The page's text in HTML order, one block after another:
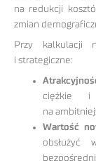
na redukcji
zmian
Przy kalkulacji
i strategiczne:
ciężkie i
na
Wartość
obsłużyć